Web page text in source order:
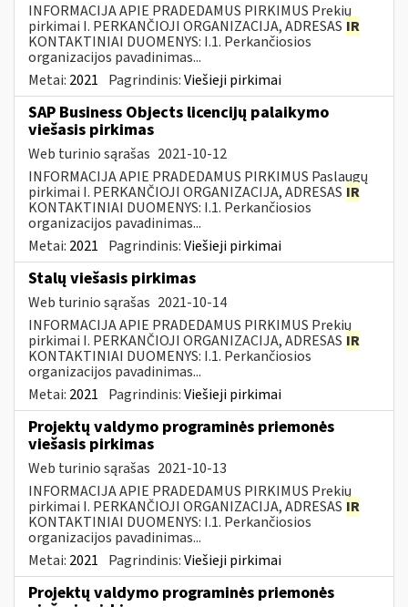
INFORMACIJA APIE PRADEDAMUS PIRKIMUS Prekių
pirkimai I. PERKANČIOJI ORGANIZACIJA, ADRESAS IR
KONTAKTINIAI DUOMENYS: I.1. Perkančiosios
organizacijos pavadinimas...
Metai: 2021 Pagrindinis:Viešieji pirkimai
SAP Business Objects licencijų palaikymo
viešasis pirkimas
Web turinio sąrašas 2021-10-12
INFORMACIJA APIE PRADEDAMUS PIRKIMUS Paslaugų
pirkimai I. PERKANČIOJI ORGANIZACIJA, ADRESAS IR
KONTAKTINIAI DUOMENYS: I.1. Perkančiosios
organizacijos pavadinimas...
Metai: 2021 Pagrindinis:Viešieji pirkimai
Stalų viešasis pirkimas
Web turinio sąrašas 2021-10-14
INFORMACIJA APIE PRADEDAMUS PIRKIMUS Prekių
pirkimai I. PERKANČIOJI ORGANIZACIJA, ADRESAS IR
KONTAKTINIAI DUOMENYS: I.1. Perkančiosios
organizacijos pavadinimas...
Metai: 2021 Pagrindinis:Viešieji pirkimai
Projektų valdymo programinės priemonės
viešasis pirkimas
Web turinio sąrašas 2021-10-13
INFORMACIJA APIE PRADEDAMUS PIRKIMUS Prekių
pirkimai I. PERKANČIOJI ORGANIZACIJA, ADRESAS IR
KONTAKTINIAI DUOMENYS: I.1. Perkančiosios
organizacijos pavadinimas...
Metai: 2021 Pagrindinis:Viešieji pirkimai
Projektų valdymo programinės priemonės